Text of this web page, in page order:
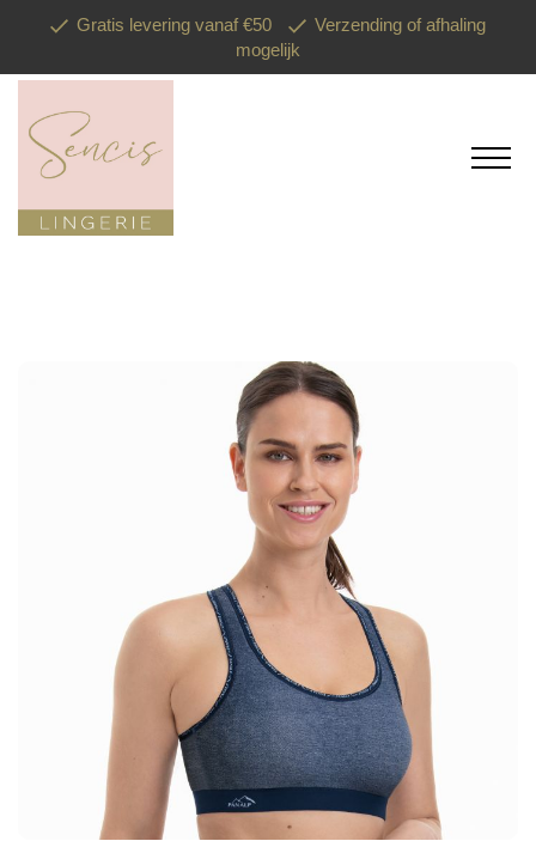
Gratis levering vanaf €50
Verzending of afhaling
mogelijk